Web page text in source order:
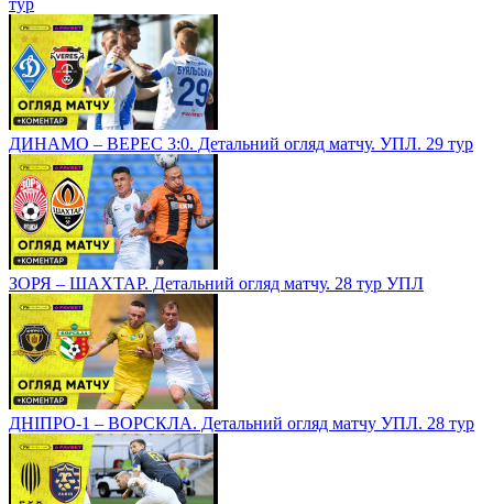
ДИНАМО – ВЕРЕС 3:0. Детальний огляд матчу. УПЛ. 29 тур
ЗОРЯ – ШАХТАР. Детальний огляд матчу. 28 тур УПЛ
ДНІПРО-1 – ВОРСКЛА. Детальний огляд матчу УПЛ. 28 тур